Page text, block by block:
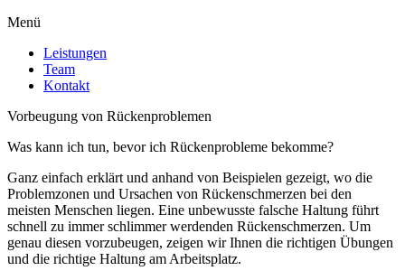
Menü
Leistungen
Team
Kontakt
Vorbeugung von Rückenproblemen
Was kann ich tun, bevor ich Rückenprobleme bekomme?
Ganz einfach erklärt und anhand von Beispielen gezeigt, wo die
Problemzonen und Ursachen von Rückenschmerzen bei den
meisten Menschen liegen. Eine unbewusste falsche Haltung führt
schnell zu immer schlimmer werdenden Rückenschmerzen. Um
genau diesen vorzubeugen, zeigen wir Ihnen die richtigen Übungen
und die richtige Haltung am Arbeitsplatz.